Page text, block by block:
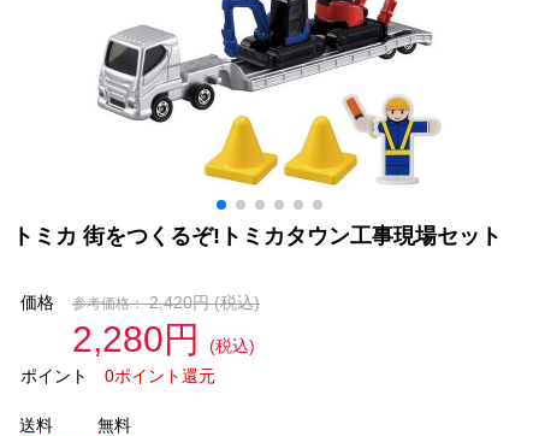
トミカ 街をつくるぞ!トミカタウン工事現場セット
価格 参考価格： 2,420円(税込)
2,280円
(税込)
ポイント
0ポイント還元
送料
無料